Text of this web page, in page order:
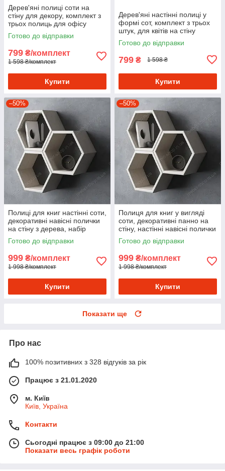
Дерев'яні полиці соти на
стіну для декору, комплект з
трьох полиць для офісу
Готово до відправки
799 ₴/комплект
1 598 ₴/комплект
Купити
Дерев'яні настінні полиці у
формі сот, комплект з трьох
штук, для квітів на стіну
Готово до відправки
799 ₴ 1 598 ₴
Купити
–50%
Полиці для книг настінні соти,
декоративні навісні полички
на стіну з дерева, набір
навісних полиць.
Готово до відправки
999 ₴/комплект
1 998 ₴/комплект
Купити
–50%
Полиця для книг у вигляді
соти, декоративні панно на
стіну, настінні навісні полички
з дерева, комплект полок 3
шт.
Готово до відправки
999 ₴/комплект
1 998 ₴/комплект
Купити
Показати ще
Про нас
100% позитивних з 328 відгуків за рік
Працює з 21.01.2020
м. Київ
Київ, Україна
Контакти
Сьогодні працює з 09:00 до 21:00
Показати весь графік роботи